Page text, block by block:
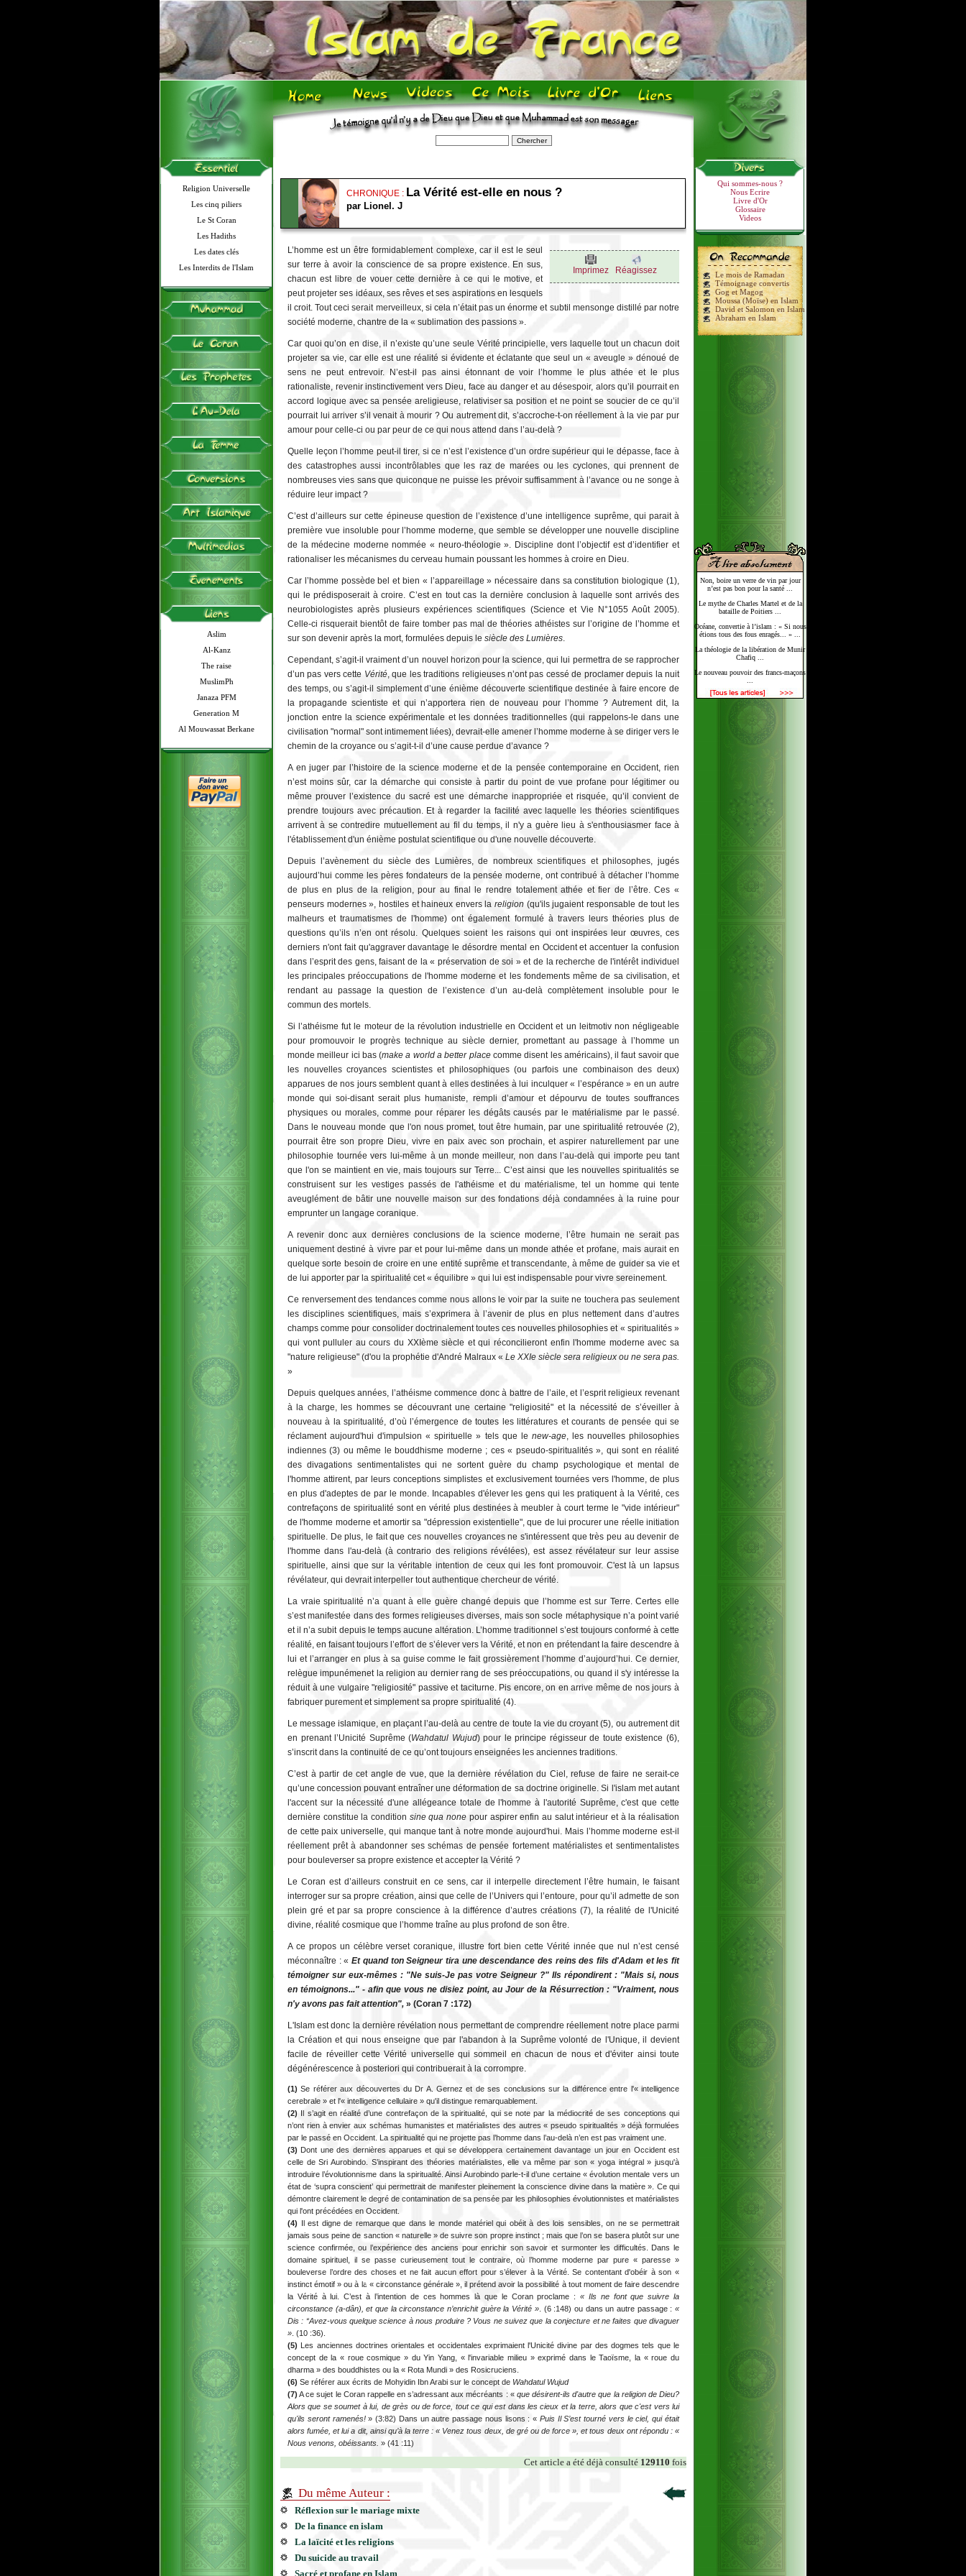
Religion Universelle
Les cinq piliers
Le St Coran
Les Hadiths
Les dates clés
Les Interdits de l'Islam
Aslim
Al-Kanz
The raise
MuslimPh
Janaza PFM
Generation M
Al Mouwassat Berkane
Qui sommes-nous ?
Nous Ecrire
Livre d'Or
Glossaire
Videos
Le mois de Ramadan
Témoignage convertis
Gog et Magog
Moussa (Moïse) en Islam
David et Salomon en Islam
Abraham en Islam
Non, boire un verre de vin par jour
n’est pas bon pour la santé ...
Le mythe de Charles Martel et de la
bataille de Poitiers ...
Océane, convertie à l’islam : « Si nous
étions tous des fous enragés... » ...
La théologie de la libération de Munir
Chafiq ...
Le nouveau pouvoir des francs-maçons
CHRONIQUE : La Vérité est-elle en nous ?
par Lionel. J
Imprimez Réagissez
L’homme est un être formidablement complexe, car il est le seul
sur terre à avoir la conscience de sa propre existence. En sus,
chacun est libre de vouer cette dernière à ce qui le motive, et
peut projeter ses idéaux, ses rêves et ses aspirations en lesquels
il croit. Tout ceci serait merveilleux, si cela n’était pas un énorme et subtil mensonge distillé par notre
société moderne, chantre de la « sublimation des passions ».
Car quoi qu’on en dise, il n’existe qu’une seule Vérité principielle, vers laquelle tout un chacun doit
projeter sa vie, car elle est une réalité si évidente et éclatante que seul un « aveugle » dénoué de
sens ne peut entrevoir. N’est-il pas ainsi étonnant de voir l’homme le plus athée et le plus
rationaliste, revenir instinctivement vers Dieu, face au danger et au désespoir, alors qu’il pourrait en
accord logique avec sa pensée areligieuse, relativiser sa position et ne point se soucier de ce qu’il
pourrait lui arriver s’il venait à mourir ? Ou autrement dit, s’accroche-t-on réellement à la vie par pur
amour pour celle-ci ou par peur de ce qui nous attend dans l’au-delà ?
Quelle leçon l’homme peut-il tirer, si ce n’est l’existence d’un ordre supérieur qui le dépasse, face à
des catastrophes aussi incontrôlables que les raz de marées ou les cyclones, qui prennent de
nombreuses vies sans que quiconque ne puisse les prévoir suffisamment à l’avance ou ne songe à
réduire leur impact ?
C’est d’ailleurs sur cette épineuse question de l’existence d’une intelligence suprême, qui parait à
première vue insoluble pour l’homme moderne, que semble se développer une nouvelle discipline
de la médecine moderne nommée « neuro-théologie ». Discipline dont l’objectif est d’identifier et
rationaliser les mécanismes du cerveau humain poussant les hommes à croire en Dieu.
Car l’homme possède bel et bien « l’appareillage » nécessaire dans sa constitution biologique (1),
qui le prédisposerait à croire. C’est en tout cas la dernière conclusion à laquelle sont arrivés des
neurobiologistes après plusieurs expériences scientifiques (Science et Vie N°1055 Août 2005).
Celle-ci risquerait bientôt de faire tomber pas mal de théories athéistes sur l’origine de l’homme et
sur son devenir après la mort, formulées depuis le siècle des Lumières.
Cependant, s’agit-il vraiment d’un nouvel horizon pour la science, qui lui permettra de se rapprocher
d’un pas vers cette Vérité, que les traditions religieuses n’ont pas cessé de proclamer depuis la nuit
des temps, ou s’agit-il simplement d’une énième découverte scientifique destinée à faire encore de
la propagande scientiste et qui n’apportera rien de nouveau pour l’homme ? Autrement dit, la
jonction entre la science expérimentale et les données traditionnelles (qui rappelons-le dans une
civilisation "normal" sont intimement liées), devrait-elle amener l’homme moderne à se diriger vers le
chemin de la croyance ou s’agit-t-il d’une cause perdue d’avance ?
A en juger par l’histoire de la science moderne et de la pensée contemporaine en Occident, rien
n’est moins sûr, car la démarche qui consiste à partir du point de vue profane pour légitimer ou
même prouver l’existence du sacré est une démarche inappropriée et risquée, qu’il convient de
prendre toujours avec précaution. Et à regarder la facilité avec laquelle les théories scientifiques
arrivent à se contredire mutuellement au fil du temps, il n'y a guère lieu à s'enthousiasmer face à
l'établissement d'un énième postulat scientifique ou d'une nouvelle découverte.
Depuis l’avènement du siècle des Lumières, de nombreux scientifiques et philosophes, jugés
aujourd’hui comme les pères fondateurs de la pensée moderne, ont contribué à détacher l’homme
de plus en plus de la religion, pour au final le rendre totalement athée et fier de l’être. Ces «
penseurs modernes », hostiles et haineux envers lareligion (qu'ils jugaient responsable de tout les
malheurs et traumatismes de l'homme) ont également formulé à travers leurs théories plus de
questions qu’ils n’en ont résolu. Quelques soient les raisons qui ont inspirées leur œuvres, ces
derniers n'ont fait qu'aggraver davantage le désordre mental en Occident et accentuer la confusion
dans l’esprit des gens, faisant de la « préservation de soi » et de la recherche de l'intérêt individuel
les principales préoccupations de l'homme moderne et les fondements même de sa civilisation, et
rendant au passage la question de l’existence d’un au-delà complètement insoluble pour le
commun des mortels.
Si l’athéisme fut le moteur de la révolution industrielle en Occident et un leitmotiv non négligeable
pour promouvoir le progrès technique au siècle dernier, promettant au passage à l’homme un
monde meilleur ici bas (make a world a better placecomme disent les américains), il faut savoir que
les nouvelles croyances scientistes et philosophiques (ou parfois une combinaison des deux)
apparues de nos jours semblent quant à elles destinées à lui inculquer « l’espérance » en un autre
monde qui soi-disant serait plus humaniste, rempli d’amour et dépourvu de toutes souffrances
physiques ou morales, comme pour réparer les dégâts causés par le matérialisme par le passé.
Dans le nouveau monde que l'on nous promet, tout être humain, par une spiritualité retrouvée (2),
pourrait être son propre Dieu, vivre en paix avec son prochain, et aspirer naturellement par une
philosophie tournée vers lui-même à un monde meilleur, non dans l’au-delà qui importe peu tant
que l'on se maintient en vie, mais toujours sur Terre... C’est ainsi que les nouvelles spiritualités se
construisent sur les vestiges passés de l'athéisme et du matérialisme, tel un homme qui tente
aveuglément de bâtir une nouvelle maison sur des fondations déjà condamnées à la ruine pour
emprunter un langage coranique.
A revenir donc aux dernières conclusions de la science moderne, l’être humain ne serait pas
uniquement destiné à vivre par et pour lui-même dans un monde athée et profane, mais aurait en
quelque sorte besoin de croire en une entité suprême et transcendante, à même de guider sa vie et
de lui apporter par la spiritualité cet « équilibre » qui lui est indispensable pour vivre sereinement.
Ce renversement des tendances comme nous allons le voir par la suite ne touchera pas seulement
les disciplines scientifiques, mais s’exprimera à l’avenir de plus en plus nettement dans d’autres
champs comme pour consolider doctrinalement toutes ces nouvelles philosophies et « spiritualités »
qui vont pulluler au cours du XXIème siècle et qui réconcilieront enfin l'homme moderne avec sa
"nature religieuse" (d'ou la prophétie d'André Malraux « Le XXIe siècle sera religieux ou ne sera pas.
»
Depuis quelques années, l’athéisme commence donc à battre de l’aile, et l’esprit religieux revenant
à la charge, les hommes se découvrant une certaine "religiosité" et la nécessité de s’éveiller à
nouveau à la spiritualité, d’où l’émergence de toutes les littératures et courants de pensée qui se
réclament aujourd'hui d'impulsion « spirituelle » tels que le new-age, les nouvelles philosophies
indiennes (3) ou même le bouddhisme moderne ; ces « pseudo-spiritualités », qui sont en réalité
des divagations sentimentalistes qui ne sortent guère du champ psychologique et mental de
l'homme attirent, par leurs conceptions simplistes et exclusivement tournées vers l'homme, de plus
en plus d'adeptes de par le monde. Incapables d'élever les gens qui les pratiquent à la Vérité, ces
contrefaçons de spiritualité sont en vérité plus destinées à meubler à court terme le "vide intérieur"
de l'homme moderne et amortir sa "dépression existentielle", que de lui procurer une réelle initiation
spirituelle. De plus, le fait que ces nouvelles croyances ne s'intéressent que très peu au devenir de
l'homme dans l'au-delà (à contrario des religions révélées), est assez révélateur sur leur assise
spirituelle, ainsi que sur la véritable intention de ceux qui les font promouvoir. C'est là un lapsus
révélateur, qui devrait interpeller tout authentique chercheur de vérité.
La vraie spiritualité n’a quant à elle guère changé depuis que l’homme est sur Terre. Certes elle
s’est manifestée dans des formes religieuses diverses, mais son socle métaphysique n’a point varié
et il n’a subit depuis le temps aucune altération. L’homme traditionnel s’est toujours conformé à cette
réalité, en faisant toujours l’effort de s’élever vers la Vérité, et non en prétendant la faire descendre à
lui et l’arranger en plus à sa guise comme le fait grossièrement l’homme d’aujourd’hui. Ce dernier,
relègue impunémenet la religion au dernier rang de ses préoccupations, ou quand il s'y intéresse la
réduit à une vulgaire "religiosité" passive et taciturne. Pis encore, on en arrive même de nos jours à
fabriquer purement et simplement sa propre spiritualité (4).
Le message islamique, en plaçant l’au-delà au centre de toute la vie du croyant (5), ou autrement dit
en prenant l’Unicité Suprême (Wahdatul Wujud) pour le principe régisseur de toute existence (6),
s’inscrit dans la continuité de ce qu’ont toujours enseignées les anciennes traditions.
C’est à partir de cet angle de vue, que la dernière révélation du Ciel, refuse de faire ne serait-ce
qu’une concession pouvant entraîner une déformation de sa doctrine originelle. Si l'islam met autant
l'accent sur la nécessité d'une allégeance totale de l'homme à l'autorité Suprême, c'est que cette
dernière constitue la condition sine qua none pour aspirer enfin au salut intérieur et à la réalisation
de cette paix universelle, qui manque tant à notre monde aujourd'hui. Mais l’homme moderne est-il
réellement prêt à abandonner ses schémas de pensée fortement matérialistes et sentimentalistes
pour bouleverser sa propre existence et accepter la Vérité ?
Le Coran est d’ailleurs construit en ce sens, car il interpelle directement l’être humain, le faisant
interroger sur sa propre création, ainsi que celle de l’Univers qui l’entoure, pour qu’il admette de son
plein gré et par sa propre conscience à la différence d’autres créations (7), la réalité de l'Unicité
divine, réalité cosmique que l’homme traîne au plus profond de son être.
A ce propos un célèbre verset coranique, illustre fort bien cette Vérité innée que nul n’est censé
méconnaître : «Et quand ton Seigneur tira une descendance des reins des fils d'Adam et les fit
témoigner sur eux-mêmes : "Ne suis-Je pas votre Seigneur ?" Ils répondirent : "Mais si, nous
en témoignons..." - afin que vous ne disiez point, au Jour de la Résurrection : "Vraiment, nous
n'y avons pas fait attention", » (Coran 7 :172)
L'Islam est donc la dernière révélation nous permettant de comprendre réellement notre place parmi
la Création et qui nous enseigne que par l'abandon à la Suprême volonté de l'Unique, il devient
facile de réveiller cette Vérité universelle qui sommeil en chacun de nous et d'éviter ainsi toute
dégénérescence à posteriori qui contribuerait à la corrompre.
(1) Se référer aux découvertes du Dr A. Gernez et de ses conclusions sur la différence entre l'« intelligence
cerebrale » et l'« intelligence cellulaire » qu'il distingue remarquablement.
(2) Il s’agit en réalité d’une contrefaçon de la spiritualité, qui se note par la médiocrité de ses conceptions qui
n’ont rien à envier aux schémas humanistes et matérialistes des autres « pseudo spiritualités » déjà formulées
par le passé en Occident. La spiritualité qui ne projette pas l’homme dans l’au-delà n’en est pas vraiment une.
(3) Dont une des dernières apparues et qui se développera certainement davantage un jour en Occident est
celle de Sri Aurobindo. S’inspirant des théories matérialistes, elle va même par son « yoga intégral » jusqu'à
introduire l’évolutionnisme dans la spiritualité. Ainsi Aurobindo parle-t-il d’une certaine « évolution mentale vers un
état de ‘supra conscient’ qui permettrait de manifester pleinement la conscience divine dans la matière ». Ce qui
démontre clairement le degré de contamination de sa pensée par les philosophies évolutionnistes et matérialistes
qui l'ont précédées en Occident.
(4) Il est digne de remarque que dans le monde matériel qui obéit à des lois sensibles, on ne se permettrait
jamais sous peine de sanction « naturelle » de suivre son propre instinct ; mais que l’on se basera plutôt sur une
science confirmée, ou l’expérience des anciens pour enrichir son savoir et surmonter les difficultés. Dans le
domaine spirituel, il se passe curieusement tout le contraire, où l’homme moderne par pure « paresse »
bouleverse l’ordre des choses et ne fait aucun effort pour s’élever à la Vérité. Se contentant d'obéir à son «
instinct émotif » ou à la « circonstance générale », il prétend avoir la possibilité à tout moment de faire descendre
la Vérité à lui. C’est à l’intention de ces hommes là que le Coran proclame :« Ils ne font que suivre la
circonstance (a-dân), et que la circonstance n’enrichit guère la Vérité ». (6 :148) ou dans un autre passage :«
Dis : “Avez-vous quelque science à nous produire ? Vous ne suivez que la conjecture et ne faites que divaguer
» . (10 :36).
(5) Les anciennes doctrines orientales et occidentales exprimaient l'Unicité divine par des dogmes tels que le
concept de la « roue cosmique » du Yin Yang, « l'invariable milieu » exprimé dans le Taoïsme, la « roue du
dharma » des bouddhistes ou la « Rota Mundi » des Rosicruciens.
(6) Se référer aux écrits de Mohyidin Ibn Arabi sur le concept de Wahdatul Wujud
(7) A ce sujet le Coran rappelle en s’adressant aux mécréants : « que désirent-ils d'autre que la religion de Dieu?
Alors que se soumet à lui, de grès ou de force, tout ce qui est dans les cieux et la terre, alors que c'est vers lui
qu'ils seront ramenés!» (3:82) Dans un autre passage nous lisons : « Puis Il S’est tourné vers le ciel, qui était
alors fumée, et lui a dit, ainsi qu’à la terre : « Venez tous deux, de gré ou de force », et tous deux ont répondu : «
Nous venons, obéissants. » (41 :11)
Cet article a été déjà consulté 129110 fois
Du même Auteur :
Réflexion sur le mariage mixte
De la finance en islam
La laïcité et les religions
Du suicide au travail
Sacré et profane en Islam